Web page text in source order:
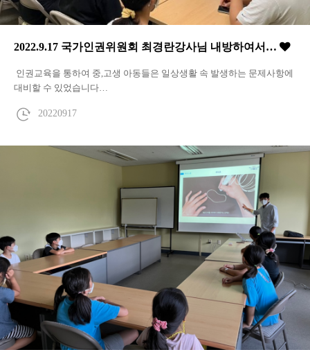
2022.9.17 국가인권위원회 최경란강사님 내방하여서…
인권교육을 통하여 중,고생 아동들은 일상생활 속 발생하는 문제사항에
대비할 수 있었습니다…
20220917